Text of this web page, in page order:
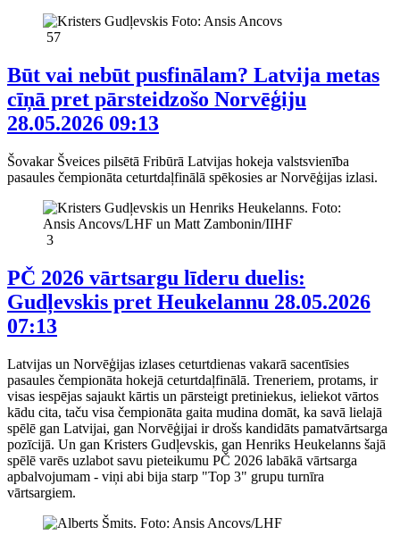
57
Būt vai nebūt pusfinālam? Latvija metas
cīņā pret pārsteidzošo Norvēģiju
28.05.2026 09:13
Šovakar Šveices pilsētā Fribūrā Latvijas hokeja valstsvienība
pasaules čempionāta ceturtdaļfinālā spēkosies ar Norvēģijas izlasi.
3
PČ 2026 vārtsargu līderu duelis:
Gudļevskis pret Heukelannu 28.05.2026
07:13
Latvijas un Norvēģijas izlases ceturtdienas vakarā sacentīsies
pasaules čempionāta hokejā ceturtdaļfinālā. Treneriem, protams, ir
visas iespējas sajaukt kārtis un pārsteigt pretiniekus, ieliekot vārtos
kādu cita, taču visa čempionāta gaita mudina domāt, ka savā lielajā
spēlē gan Latvijai, gan Norvēģijai ir drošs kandidāts pamatvārtsarga
pozīcijā. Un gan Kristers Gudļevskis, gan Henriks Heukelanns šajā
spēlē varēs uzlabot savu pieteikumu PČ 2026 labākā vārtsarga
apbalvojumam - viņi abi bija starp "Top 3" grupu turnīra
vārtsargiem.